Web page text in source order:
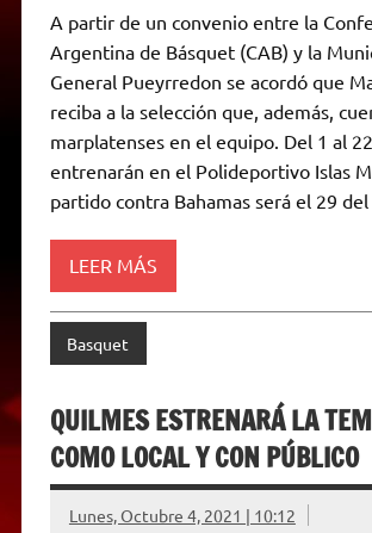
t
s
A
p
p
l
e
g
a
m
t
t
e
r
e
b
o
k
s
e
n
g
e
y
L
n
k
i
l
i
n
t
F
r
i
n
d
l
y
A partir de un convenio entre la
Argentina de Básquet (CAB) y la
General Pueyrredon se acordó que
reciba a la selección que, además,
marplatenses en el equipo. Del 1 al
entrenarán en el Polideportivo Islas
partido contra Bahamas será el 29 del
LEER MÁS
Basquet
QUILMES ESTRENARÁ LA
COMO LOCAL Y CON PÚBLICO
Lunes, Octubre 4, 2021 | 10:12